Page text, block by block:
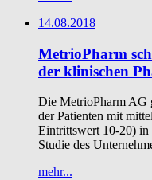
14.08.2018
MetrioPharm
der klinischen
Die MetrioPharm AG
der Patienten mit
Eintrittswert 10-20) in
Studie des
mehr...